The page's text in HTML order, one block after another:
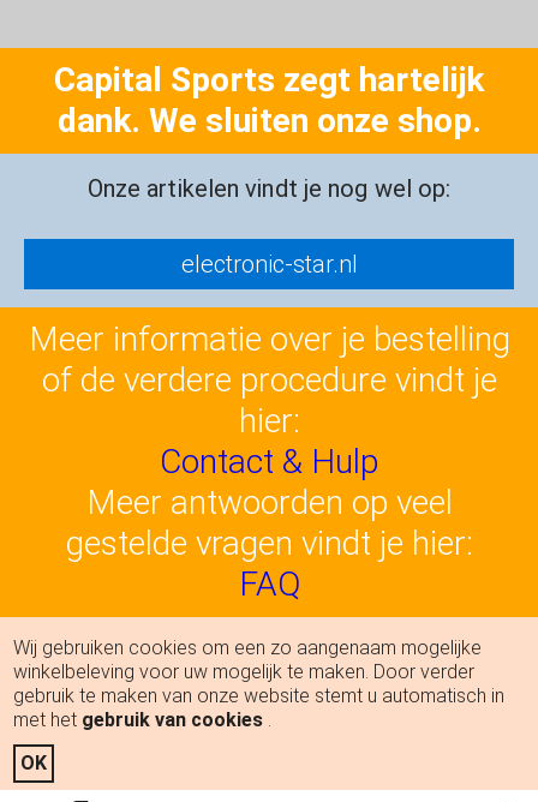
Capital Sports zegt hartelijk
dank. We sluiten onze shop.
Onze artikelen vindt je nog wel op:
electronic-star.nl
Meer informatie over je bestelling
of de verdere procedure vindt je
hier:
Contact & Hulp
Meer antwoorden op veel
gestelde vragen vindt je hier:
FAQ
Wij gebruiken cookies om een zo aangenaam mogelijke
winkelbeleving voor uw mogelijk te maken. Door verder
gebruik te maken van onze website stemt u automatisch in
met het gebruik van cookies .
OK